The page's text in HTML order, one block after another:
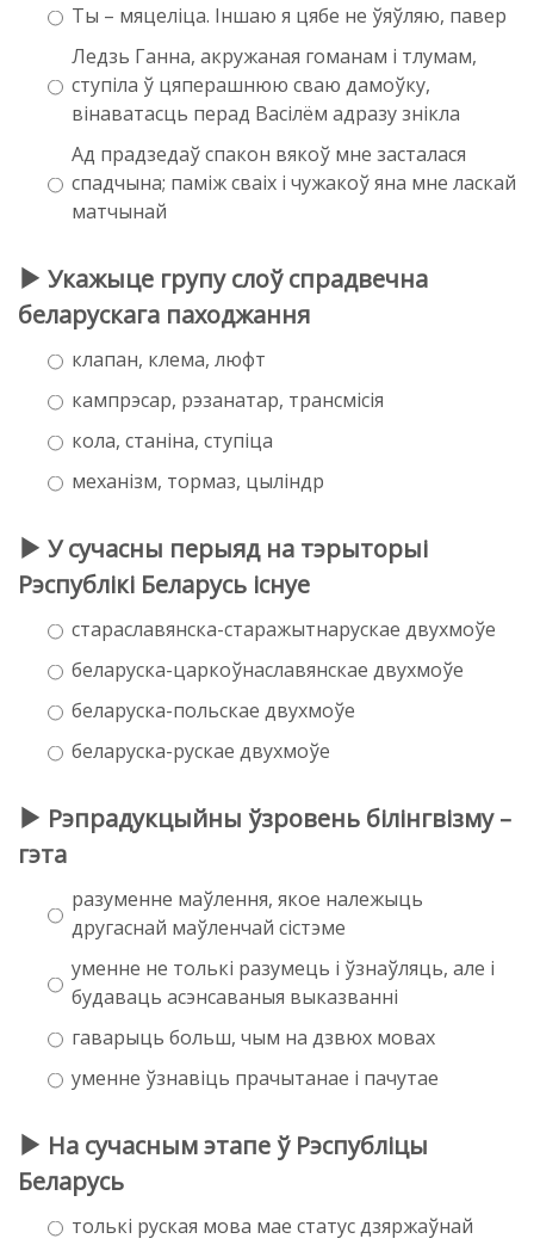
Ты – мяцеліца. Іншаю я цябе не ўяўляю, павер
Ледзь Ганна, акружаная гоманам і тлумам,
ступіла ў цяперашнюю сваю дамоўку,
вінаватасць перад Васілём адразу знікла
Ад прадзедаў спакон вякоў мне засталася
спадчына; паміж сваіх і чужакоў яна мне ласкай
матчынай
Укажыце групу слоў спрадвечна
беларускага паходжання
клапан, клема, люфт
кампрэсар, рэзанатар, трансмісія
кола, станіна, ступіца
механізм, тормаз, цыліндр
У сучасны перыяд на тэрыторыі
Рэспублікі Беларусь існуе
стараславянска-старажытнарускае двухмоўе
беларуска-царкоўнаславянскае двухмоўе
беларуска-польскае двухмоўе
беларуска-рускае двухмоўе
Рэпрадукцыйны ўзровень білінгвізму –
гэта
разуменне маўлення, якое належыць
другаснай маўленчай сістэме
уменне не толькі разумець і ўзнаўляць, але і
будаваць асэнсаваныя выказванні
гаварыць больш, чым на дзвюх мовах
уменне ўзнавіць прачытанае і пачутае
На сучасным этапе ў Рэспубліцы
Беларусь
толькі руская мова мае статус дзяржаўнай